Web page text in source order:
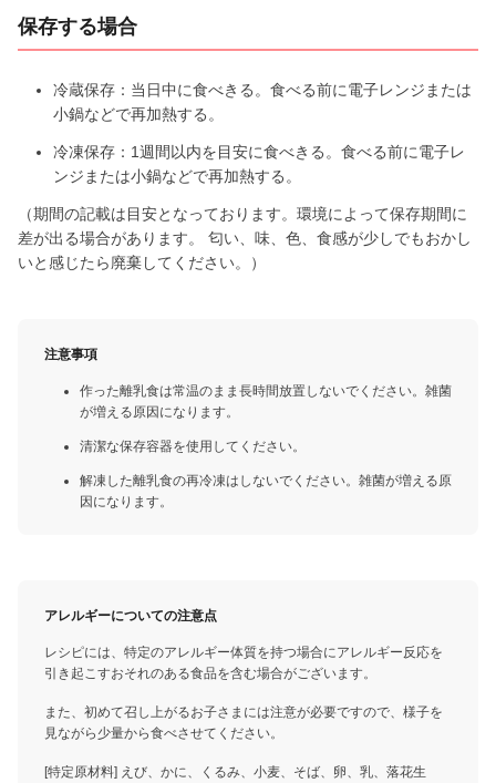
保存する場合
冷蔵保存：当日中に食べきる。食べる前に電子レンジまたは
小鍋などで再加熱する。
冷凍保存：1週間以内を目安に食べきる。食べる前に電子レ
ンジまたは小鍋などで再加熱する。
（期間の記載は目安となっております。環境によって保存期間に
差が出る場合があります。 匂い、味、色、食感が少しでもおかし
いと感じたら廃棄してください。）
注意事項
作った離乳食は常温のまま長時間放置しないでください。雑菌
が増える原因になります。
清潔な保存容器を使用してください。
解凍した離乳食の再冷凍はしないでください。雑菌が増える原
因になります。
アレルギーについての注意点
レシピには、特定のアレルギー体質を持つ場合にアレルギー反応を
引き起こすおそれのある食品を含む場合がございます。
また、初めて召し上がるお子さまには注意が必要ですので、様子を
見ながら少量から食べさせてください。
[特定原材料] えび、かに、くるみ、小麦、そば、卵、乳、落花生